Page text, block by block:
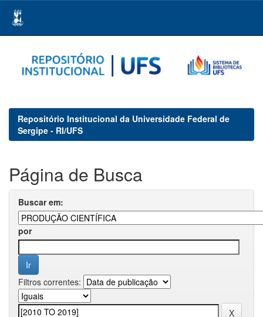
navigation
Repositório Institucional da Universidade Federal de
Sergipe - RI/UFS
Página de Busca
Buscar em:
por
Filtros correntes: